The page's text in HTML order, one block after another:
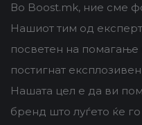
Во Boost.mk, ние сме
Нашиот тим од
посветен на
постигнат
Нашата цел е да ви
бренд што луѓето ќе